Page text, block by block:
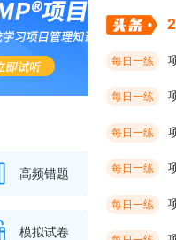
高频错题
模拟试卷
每日一练
每日一练
每日一练
每日一练
每日一练